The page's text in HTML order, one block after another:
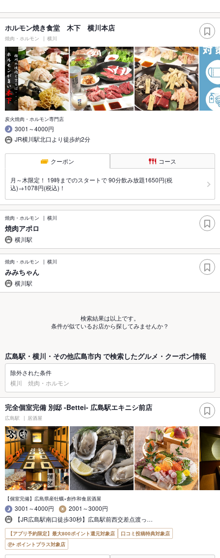
ホルモン焼き食堂 木下 横川本店
焼肉・ホルモン 横川
炭火焼肉・ホルモン専門店
3001～4000円
JR横川駅北口より徒歩約2分
クーポン コース
月～木限定！ 19時までのスタートで 90分飲み放題1650円(税
込)→1078円(税込)！
焼肉・ホルモン 横川
焼肉アポロ
横川駅
焼肉・ホルモン 横川
みみちゃん
横川駅
検索結果は以上です。
条件が似ているお店から探してみませんか？
広島駅・横川・その他広島市内 で検索したグルメ・クーポン情報
除外された条件
横川 焼肉・ホルモン
完全個室完備 別邸 -Bettei- 広島駅エキニシ前店
広島駅 居酒屋
【個室完備】広島県産牡蠣×創作和食居酒屋
3001～4000円
2001～3000円
【JR広島駅南口徒歩30秒】広島駅前西交差点渡っ…
【アプリ予約限定】最大800ポイント還元対象店
口コミ投稿特典対象店
ポイントプラス対象店